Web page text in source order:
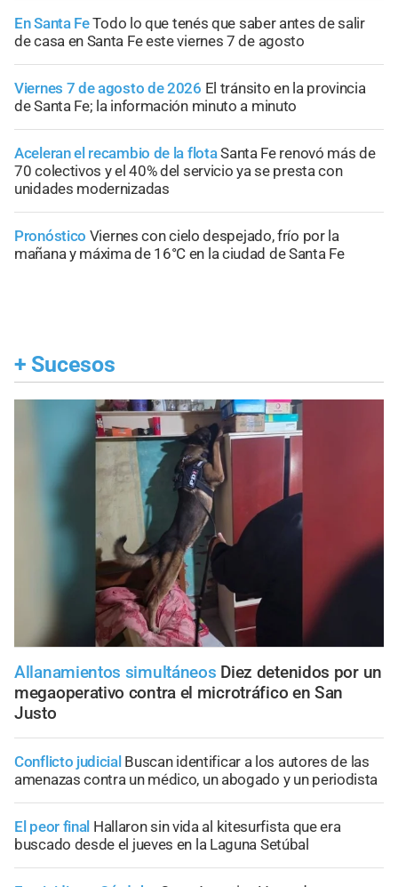
En Santa FeTodo lo que tenés que saber antes de salir
de casa en Santa Fe este viernes 7 de agosto
Viernes 7 de agosto de 2026 El tránsito en la provincia
de Santa Fe; la información minuto a minuto
Aceleran el recambio de la flotaSanta Fe renovó más de
70 colectivos y el 40% del servicio ya se presta con
unidades modernizadas
Pronóstico Viernes con cielo despejado, frío por la
mañana y máxima de 16°C en la ciudad de Santa Fe
+ Sucesos
Allanamientos simultáneos Diez detenidos por un
megaoperativo contra el microtráfico en San
Justo
Conflicto judicial Buscan identificar a los autores de las
amenazas contra un médico, un abogado y un periodista
El peor final Hallaron sin vida al kitesurfista que era
buscado desde el jueves en la Laguna Setúbal